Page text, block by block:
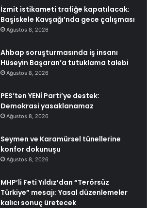
İzmit istikameti trafiğe kapatılacak:
Başiskele Kavşağı’nda gece çalışması
Ağustos 8, 2026
Ahbap soruşturmasında iş insanı
Hüseyin Başaran’a tutuklama talebi
Ağustos 8, 2026
PES’ten YENİ Parti’ye destek:
Demokrasi yasaklanamaz
Ağustos 8, 2026
Seymen ve Karamürsel tünellerine
konfor dokunuşu
Ağustos 8, 2026
MHP’li Feti Yıldız’dan “Terörsüz
Türkiye” mesajı: Yasal düzenlemeler
kalıcı sonuç üretecek